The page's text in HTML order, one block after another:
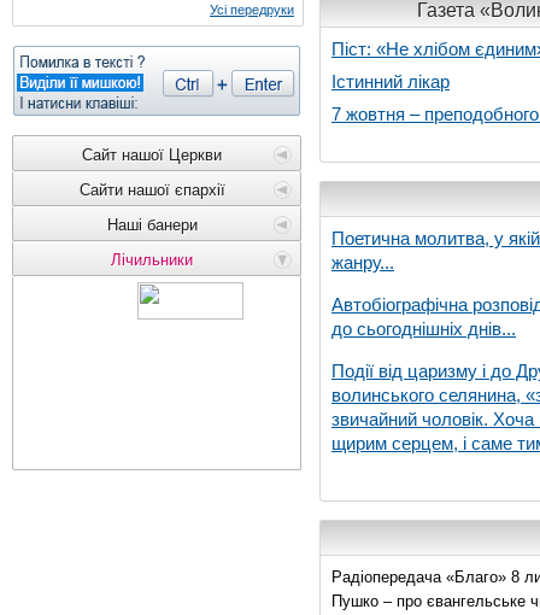
Усі передруки
Сайт нашої Церкви
Сайти нашої єпархії
Наші банери
Лічильники
Газета
Піст: «Не хлібом
Істинний лікар
7 жовтня –
Поетична молитва, у
жанру...
Автобіографічна
до сьогоднішніх днів...
Події від царизму і до
волинського селянина,
звичайний чоловік. Хоча
щирим серцем, і саме
Радіопередача «Благо» 8
Пушко – про євангельське